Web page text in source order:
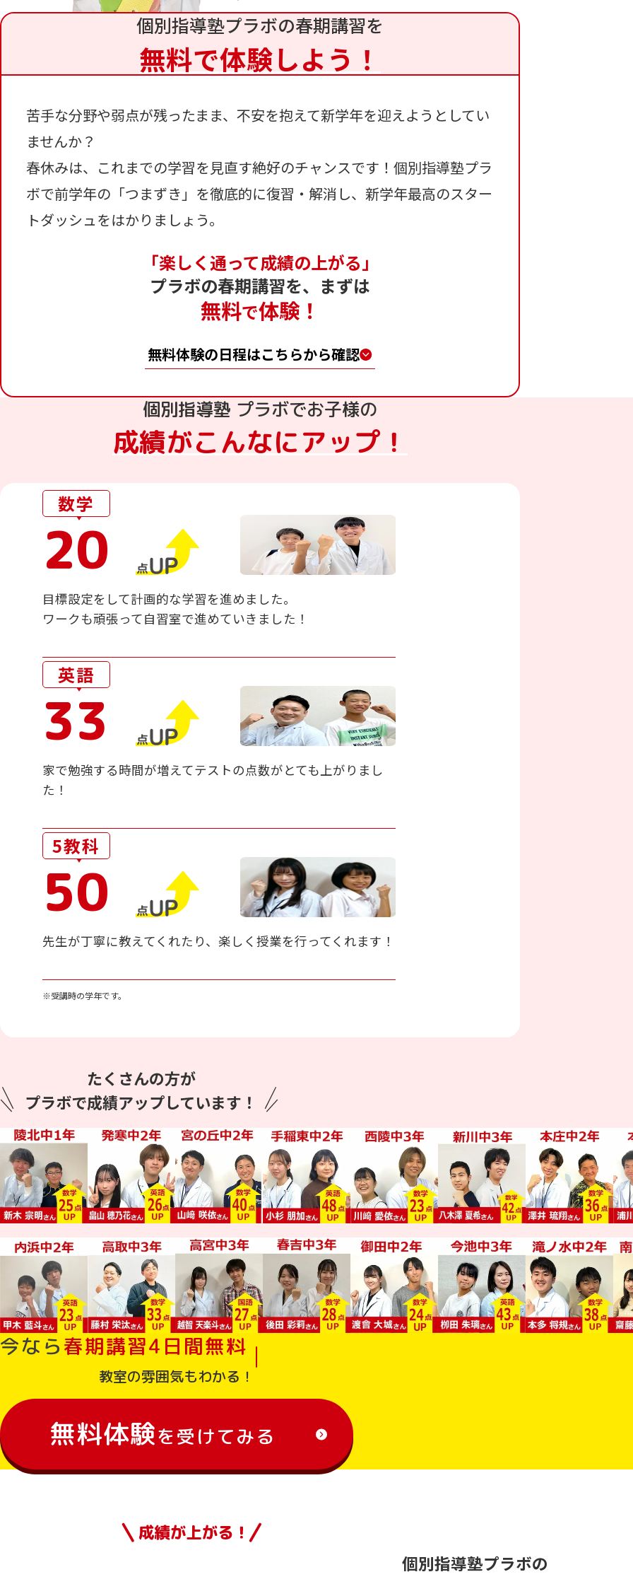
個別指導塾プラボの春期講習を
無料で体験しよう！
苦手な分野や弱点が残ったまま、不安を抱えて新学年を迎えようとしてい
ませんか？
春休みは、これまでの学習を見直す絶好のチャンスです！個別指導塾プラ
ボで前学年の「つまずき」を徹底的に復習・解消し、新学年最高のスター
トダッシュをはかりましょう。
「楽しく通って成績の上がる」
プラボの春期講習を、まずは
無料で体験！
無料体験の日程はこちらから確認
個別指導塾 プラボでお子様の
成績がこんなにアップ！
数学
20
目標設定をして計画的な学習を進めました。
ワークも頑張って自習室で進めていきました！
英語
33
家で勉強する時間が増えてテストの点数がとても上がりまし
た！
5教科
50
先生が丁寧に教えてくれたり、楽しく授業を行ってくれます！
※受講時の学年です。
たくさんの方が
プラボで成績アップしています！
今なら春期講習4 日 間無料
教室の雰囲気もわかる！
無料体験を受けてみる
個別指導塾プラボの